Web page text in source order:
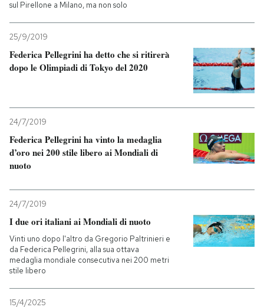
sul Pirellone a Milano, ma non solo
25/9/2019
Federica Pellegrini ha detto che si ritirerà
dopo le Olimpiadi di Tokyo del 2020
24/7/2019
Federica Pellegrini ha vinto la medaglia
d’oro nei 200 stile libero ai Mondiali di
nuoto
24/7/2019
I due ori italiani ai Mondiali di nuoto
Vinti uno dopo l'altro da Gregorio Paltrinieri e
da Federica Pellegrini, alla sua ottava
medaglia mondiale consecutiva nei 200 metri
stile libero
15/4/2025